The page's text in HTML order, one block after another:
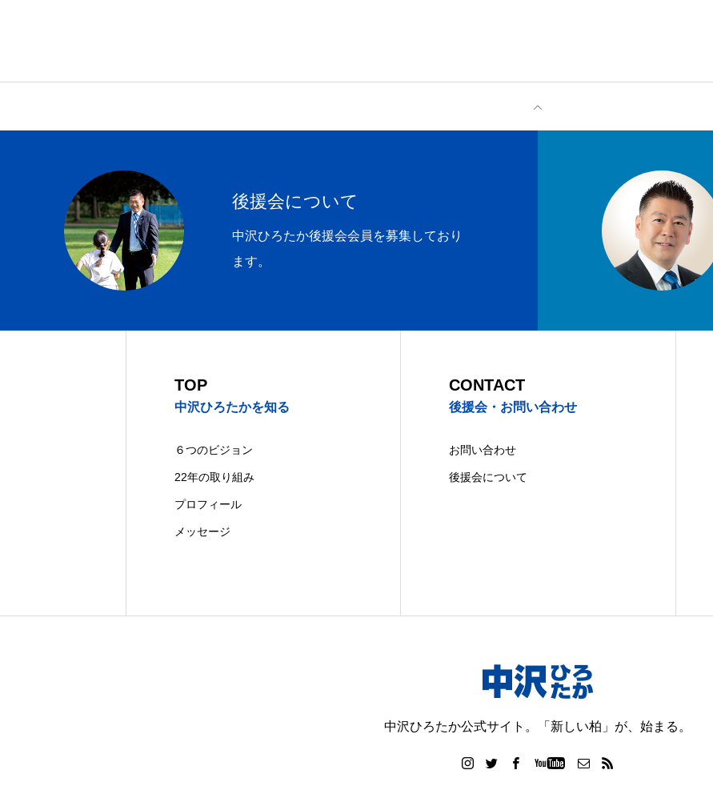
お問い合わせ
プライバシーポリシー
後援会について
中沢ひろたか後援会会員を募集しており
ます。
TOP
中沢ひろたかを知る
６つのビジョン
22年の取り組み
プロフィール
メッセージ
CONTACT
後援会・お問い合わせ
お問い合わせ
後援会について
中沢ひろたか公式サイト。「新しい柏」が、始まる。